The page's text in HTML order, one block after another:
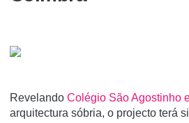
Revelando Colégio São Agostinho
arquitectura sóbria, o projecto terá